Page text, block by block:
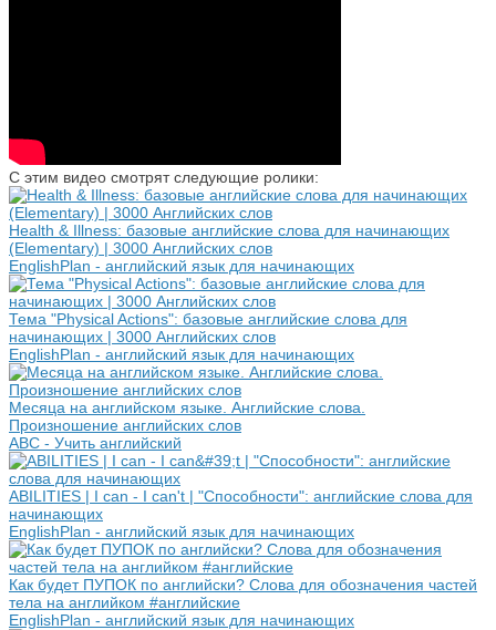
С этим видео смотрят следующие ролики:
Health & Illness: базовые английские слова для начинающих
(Elementary) | 3000 Английских слов
EnglishPlan - английский язык для начинающих
Тема "Physical Actions": базовые английские слова для
начинающих | 3000 Английских слов
EnglishPlan - английский язык для начинающих
Месяца на английском языке. Английские слова.
Произношение английских слов
ABC - Учить английский
ABILITIES | I can - I can't | "Способности": английские слова для
начинающих
EnglishPlan - английский язык для начинающих
Как будет ПУПОК по английски? Слова для обозначения частей
тела на английком #английские
EnglishPlan - английский язык для начинающих